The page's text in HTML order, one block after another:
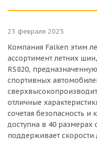
23 февраля 2025
Компания Falken этим
ассортимент летних
RS820,
спортивных
отличные
сочетая безопасность и
доступна в 40
поддерживает